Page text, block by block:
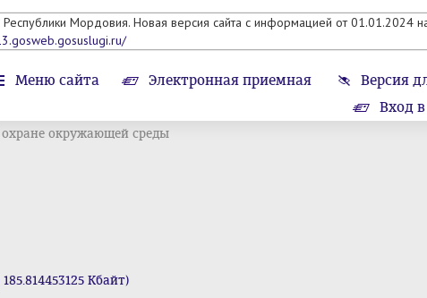
Мордовия. Новая версия сайта с информацией от 01.01.2024
Меню сайта Электронная приемная
Версия
Вход
окружающей среды
Кбайт)